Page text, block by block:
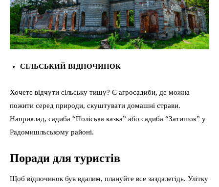
СІЛЬСЬКИЙ ВІДПОЧИНОК
Хочете відчути сільську тишу? Є агросадиби, де можна
пожити серед природи, скуштувати домашні страви.
Наприклад, садиба “Поліська казка” або садиба “Затишок” у
Радомишльському районі.
Поради для туристів
Щоб відпочинок був вдалим, плануйте все заздалегідь. Улітку